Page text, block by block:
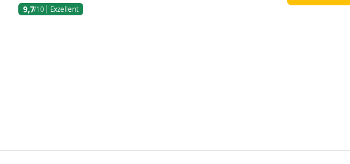
9,7/10 Exzellent